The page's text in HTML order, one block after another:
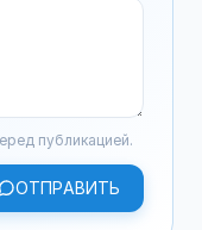
публикацией.
ОТПРАВИТЬ